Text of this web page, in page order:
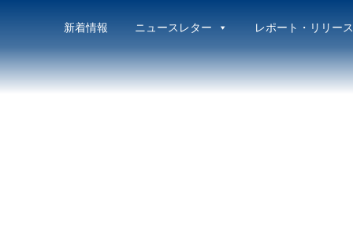
新着情報 ニュースレター レポート・リリース